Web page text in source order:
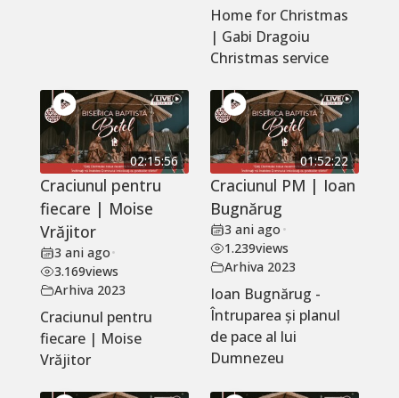
Home for Christmas
| Gabi Dragoiu
Christmas service
02:15:56
Craciunul pentru
fiecare | Moise
Vrăjitor
3 ani ago•
3.169views
Arhiva 2023
Craciunul pentru
fiecare | Moise
Vrăjitor
01:52:22
Craciunul PM | Ioan
Bugnărug
3 ani ago •
1.239views
Arhiva 2023
Ioan Bugnărug -
Întruparea și planul
de pace al lui
Dumnezeu